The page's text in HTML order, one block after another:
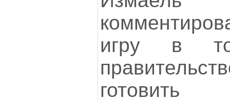
игру в